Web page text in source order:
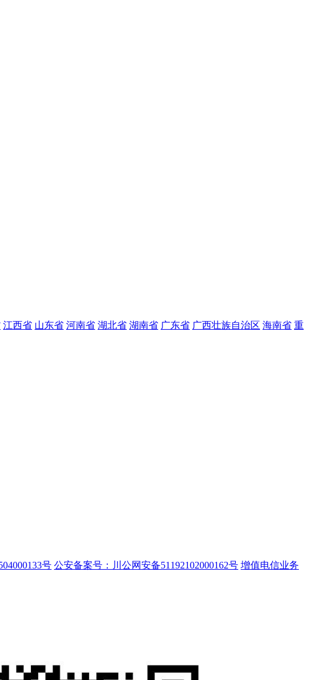
江西省 山东省 河南省 湖北省 湖南省 广东省 广西壮族自治区 海南省 重
号 公安备案号：川公网安备51192102000162号 增值电信业务